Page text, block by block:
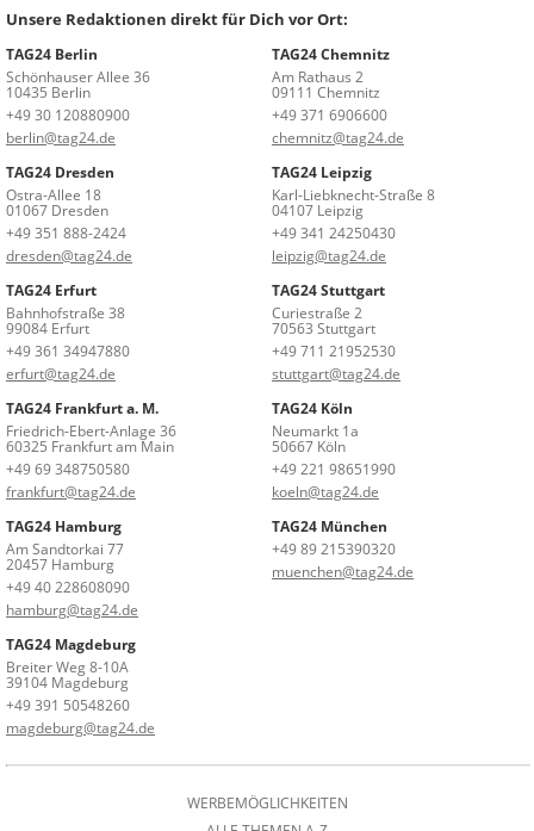
Unsere Redaktionen direkt für Dich vor Ort:
TAG24 Berlin
Schönhauser Allee 36
10435 Berlin
+49 30 120880900
berlin@tag24.de
TAG24 Chemnitz
Am Rathaus 2
09111 Chemnitz
+49 371 6906600
chemnitz@tag24.de
TAG24 Dresden
Ostra-Allee 18
01067 Dresden
+49 351 888-2424
dresden@tag24.de
TAG24 Leipzig
Karl-Liebknecht-Straße 8
04107 Leipzig
+49 341 24250430
leipzig@tag24.de
TAG24 Erfurt
Bahnhofstraße 38
99084 Erfurt
+49 361 34947880
erfurt@tag24.de
TAG24 Stuttgart
Curiestraße 2
70563 Stuttgart
+49 711 21952530
stuttgart@tag24.de
TAG24 Frankfurt a. M.
Friedrich-Ebert-Anlage 36
60325 Frankfurt am Main
+49 69 348750580
frankfurt@tag24.de
TAG24 Köln
Neumarkt 1a
50667 Köln
+49 221 98651990
koeln@tag24.de
TAG24 Hamburg
Am Sandtorkai 77
20457 Hamburg
+49 40 228608090
hamburg@tag24.de
TAG24 München
+49 89 215390320
muenchen@tag24.de
TAG24 Magdeburg
Breiter Weg 8-10A
39104 Magdeburg
+49 391 50548260
magdeburg@tag24.de
WERBEMÖGLICHKEITEN